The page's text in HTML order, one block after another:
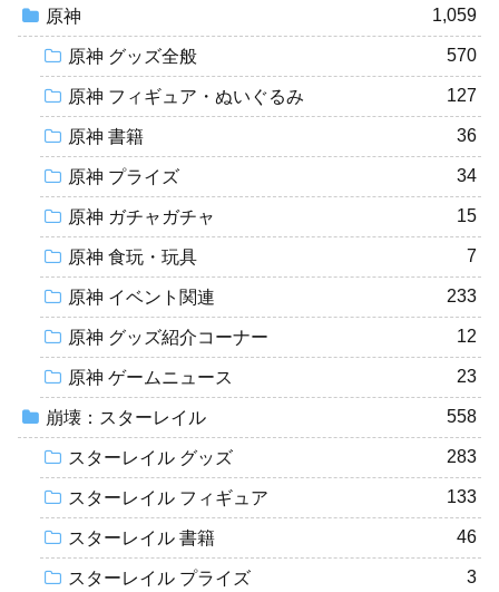
原神 1,059
原神 グッズ全般 570
原神 フィギュア・ぬいぐるみ 127
原神 書籍 36
原神 プライズ 34
原神 ガチャガチャ 15
原神 食玩・玩具 7
原神 イベント関連 233
原神 グッズ紹介コーナー 12
原神 ゲームニュース 23
崩壊：スターレイル 558
スターレイル グッズ 283
スターレイル フィギュア 133
スターレイル 書籍 46
スターレイル プライズ 3